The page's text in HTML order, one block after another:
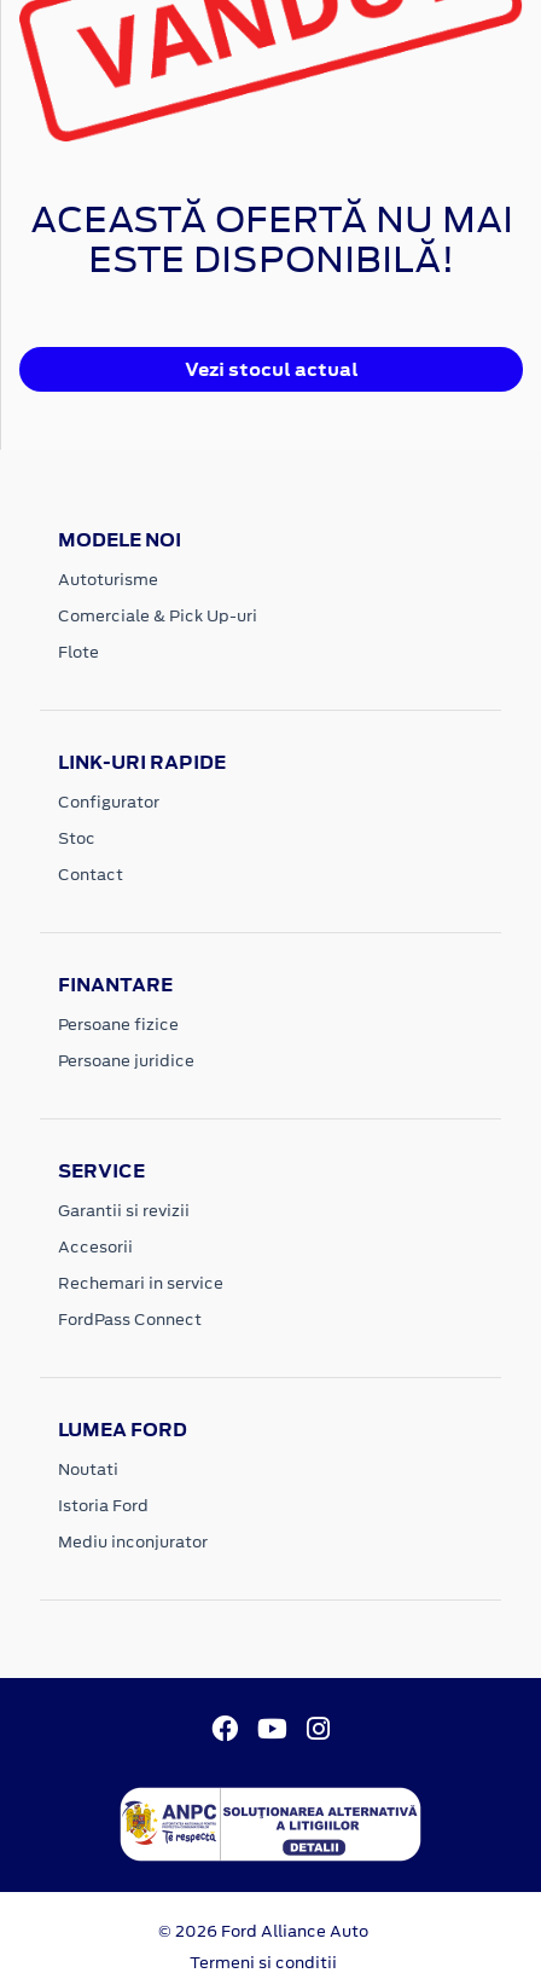
ACEASTĂ OFERTĂ NU MAI
ESTE DISPONIBILĂ!
Vezi stocul actual
MODELE NOI
Autoturisme
Comerciale & Pick Up-uri
Flote
LINK-URI RAPIDE
Configurator
Stoc
Contact
FINANTARE
Persoane fizice
Persoane juridice
SERVICE
Garantii si revizii
Accesorii
Rechemari in service
FordPass Connect
LUMEA FORD
Noutati
Istoria Ford
Mediu inconjurator
© 2026 Ford Alliance Auto
Termeni si conditii